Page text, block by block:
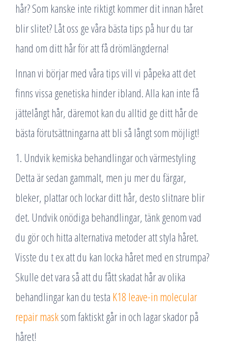
hår? Som kanske inte riktigt kommer dit innan håret
blir slitet? Låt oss ge våra bästa tips på hur du tar
hand om ditt hår för att få drömlängderna!
Innan vi börjar med våra tips vill vi påpeka att det
finns vissa genetiska hinder ibland. Alla kan inte få
jättelångt hår, däremot kan du alltid ge ditt hår de
bästa förutsättningarna att bli så långt som möjligt!
1. Undvik kemiska behandlingar och värmestyling
Detta är sedan gammalt, men ju mer du färgar,
bleker, plattar och lockar ditt hår, desto slitnare blir
det. Undvik onödiga behandlingar, tänk genom vad
du gör och hitta alternativa metoder att styla håret.
Visste du t ex att du kan locka håret med en strumpa?
Skulle det vara så att du fått skadat hår av olika
behandlingar kan du testa K18 leave-in molecular
repair masksom faktiskt går in och lagar skador på
håret!